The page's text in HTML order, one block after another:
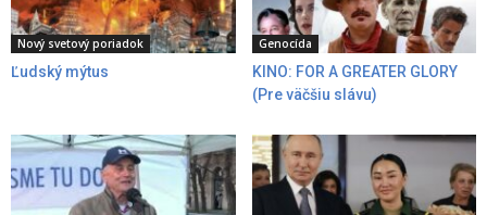
Nový svetový poriadok
Ľudský mýtus
Genocída
KINO: FOR A GREATER GLORY
(Pre väčšiu slávu)